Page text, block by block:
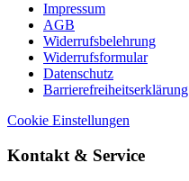
Impressum
AGB
Widerrufsbelehrung
Widerrufsformular
Datenschutz
Barrierefreiheitserklärung
Cookie Einstellungen
Kontakt & Service